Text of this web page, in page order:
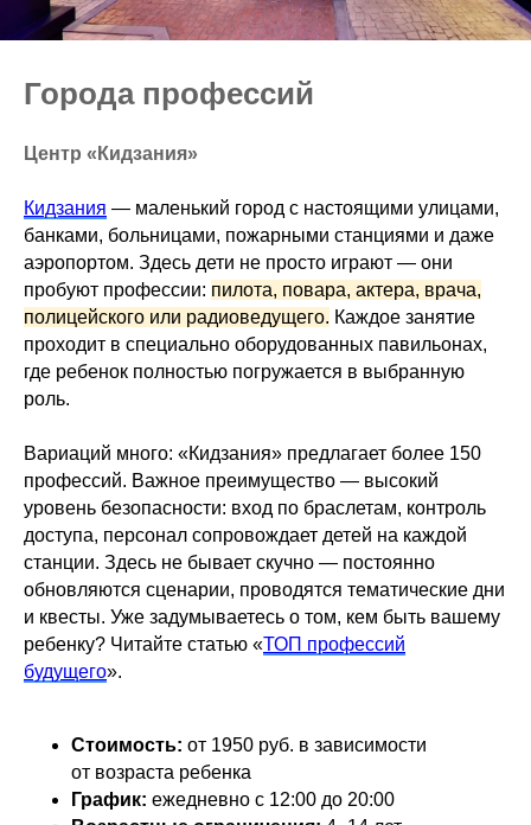
Города профессий
Центр «Кидзания»
Кидзания — маленький город с настоящими улицами,
банками, больницами, пожарными станциями и даже
аэропортом. Здесь дети не просто играют — они
пробуют профессии: пилота, повара, актера, врача,
полицейского или радиоведущего. Каждое занятие
проходит в специально оборудованных павильонах,
где ребенок полностью погружается в выбранную
роль.
Вариаций много: «Кидзания» предлагает более 150
профессий. Важное преимущество — высокий
уровень безопасности: вход по браслетам, контроль
доступа, персонал сопровождает детей на каждой
станции. Здесь не бывает скучно — постоянно
обновляются сценарии, проводятся тематические дни
и квесты. Уже задумываетесь о том, кем быть вашему
ребенку? Читайте статью «ТОП профессий
будущего».
Стоимость: от 1950 руб. в зависимости
от возраста ребенка
График: ежедневно с 12:00 до 20:00